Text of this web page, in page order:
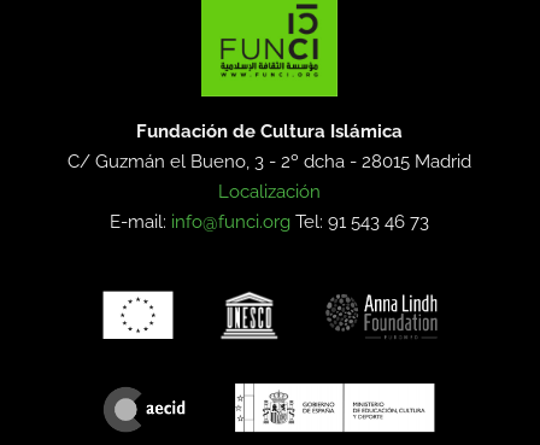
Fundación de Cultura Islámica
C/ Guzmán el Bueno, 3 - 2º dcha -28015 Madrid
Localización
E-mail: info@funci.org Tel: 91 543 46 73